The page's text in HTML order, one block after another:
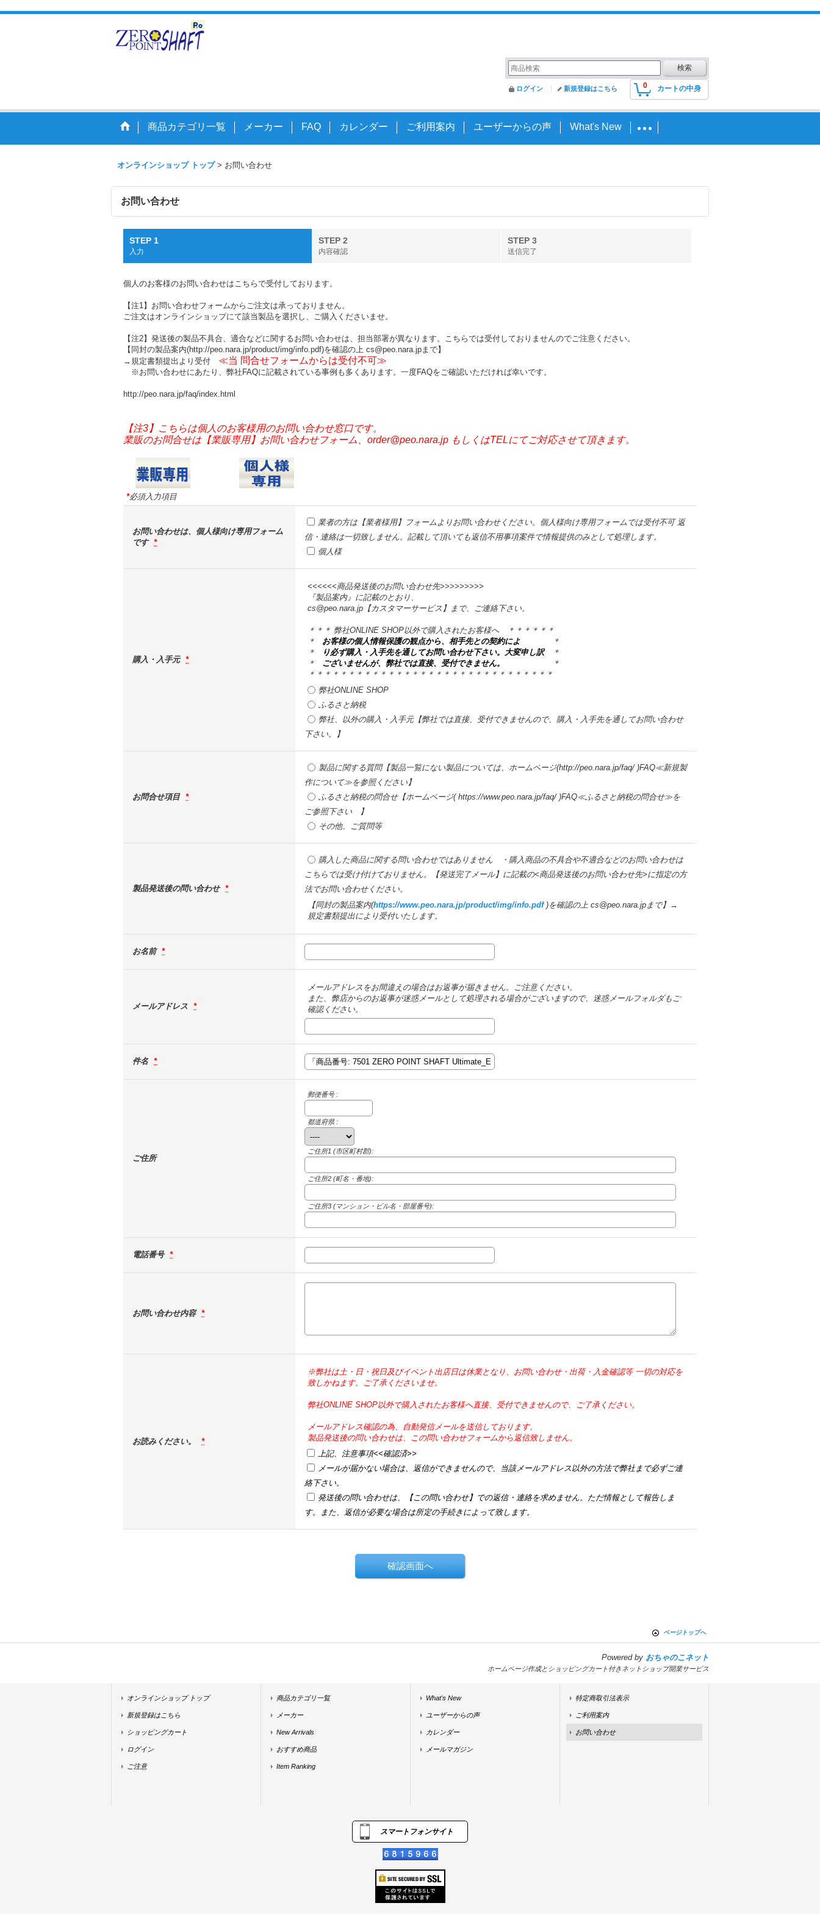
0 カートの中身
ログイン 新規登録はこちら
商品カテゴリ一覧 メーカー FAQ カレンダー ご利用案内 ユーザーからの声 What's New
オンラインショップ トップ > お問い合わせ
お問い合わせ
STEP 1
入力
STEP 2
内容確認
STEP 3
送信完了
個人のお客様のお問い合わせはこちらで受付しております。
【注1】お問い合わせフォームからご注文は承っておりません。
ご注文はオンラインショップにて該当製品を選択し、ご購入くださいませ。
【注2】発送後の製品不具合、適合などに関するお問い合わせは、担当部署が異なります。こちらでは受付しておりませんのでご注意ください。
【同封の製品案内(http://peo.nara.jp/product/img/info.pdf)を確認の上 cs@peo.nara.jpまで】
→規定書類提出より受付 ≪当 問合せフォームからは受付不可≫
※お問い合わせにあたり、弊社FAQに記載されている事例も多くあります。一度FAQをご確認いただければ幸いです。
http://peo.nara.jp/faq/index.html
【注3】こちらは個人のお客様用のお問い合わせ窓口です。
業販のお問合せは【業販専用】お問い合わせフォーム、order@peo.nara.jp もしくはTELにてご対応させて頂きます。
*必須入力項目
お問い合わせは、個人様向け専用フォーム
です *
業者の方は【業者様用】フォームよりお問い合わせください。個人様向け専用フォームでは受付不可 返
信・連絡は一切致しません。記載して頂いても返信不用事項案件で情報提供のみとして処理します。
個人様
購入・入手元 *
<<<<<<商品発送後のお問い合わせ先>>>>>>>>>
『製品案内』に記載のとおり、
cs@peo.nara.jp【カスタマーサービス】まで、ご連絡下さい。
＊＊＊ 弊社ONLINE SHOP以外で購入されたお客様へ ＊＊＊＊＊＊
＊
お客様の個人情報保護の観点から、相手先との契約によ ＊
＊
り必ず購入・入手先を通してお問い合わせ下さい。大変申し訳＊
＊
ございませんが、弊社では直接、受付できません。
＊
＊＊＊＊＊＊＊＊＊＊＊＊＊＊＊＊＊＊＊＊＊＊＊＊＊＊＊＊＊＊＊
弊社ONLINE SHOP
ふるさと納税
弊社、以外の購入・入手元【弊社では直接、受付できませんので、購入・入手先を通してお問い合わせ
下さい。】
お問合せ項目 *
製品に関する質問【製品一覧にない製品については、ホームページ(http://peo.nara.jp/faq/ )FAQ≪新規製
作について≫を参照ください】
ふるさと納税の問合せ【ホームページ( https://www.peo.nara.jp/faq/ )FAQ≪ふるさと納税の問合せ≫を
ご参照下さい 】
その他、ご質問等
製品発送後の問い合わせ *
購入した商品に関する問い合わせではありません ・購入商品の不具合や不適合などのお問い合わせは
こちらでは受け付けておりません。【発送完了メール】に記載の<商品発送後のお問い合わせ先>に指定の方
法でお問い合わせください。
【同封の製品案内(https://www.peo.nara.jp/product/img/info.pdf)を確認の上 cs@peo.nara.jpまで】→
規定書類提出により受付いたします。
お名前 *
メールアドレス *
メールアドレスをお間違えの場合はお返事が届きません。ご注意ください。
また、弊店からのお返事が迷惑メールとして処理される場合がございますので、迷惑メールフォルダもご
確認ください。
件名 *
ご住所
郵便番号 :
都道府県 :
ご住所1 (市区町村郡):
ご住所2 (町名・番地):
ご住所3 (マンション・ビル名・部屋番号):
電話番号 *
お問い合わせ内容 *
お読みください。 *
※弊社は土・日・祝日及びイベント出店日は休業となり、お問い合わせ・出荷・入金確認等 一切の対応を
致しかねます。ご了承くださいませ。
弊社ONLINE SHOP以外で購入されたお客様へ直接、受付できませんので、ご了承ください。
メールアドレス確認の為、自動発信メールを送信しております。
製品発送後の問い合わせは、この問い合わせフォームから返信致しません。
上記、注意事項<<確認済>>
メールが届かない場合は、返信ができませんので、当該メールアドレス以外の方法で弊社まで必ずご連
絡下さい。
発送後の問い合わせは、【この問い合わせ】での返信・連絡を求めません。ただ情報として報告しま
す。また、返信が必要な場合は所定の手続きによって致します。
ページトップへ
Powered by おちゃのこネット
ホームページ作成とショッピングカート付きネットショップ開業サービス
オンラインショップ トップ
新規登録はこちら
ショッピングカート
ログイン
ご注意
商品カテゴリ一覧
メーカー
New Arrivals
おすすめ商品
Item Ranking
What's New
ユーザーからの声
カレンダー
メールマガジン
特定商取引法表示
ご利用案内
お問い合わせ
スマートフォンサイト